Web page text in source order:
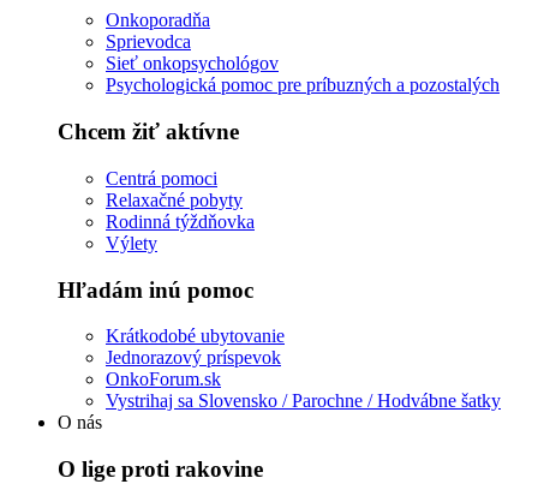
Onkoporadňa
Sprievodca
Sieť onkopsychológov
Psychologická pomoc pre príbuzných a pozostalých
Chcem žiť aktívne
Centrá pomoci
Relaxačné pobyty
Rodinná týždňovka
Výlety
Hľadám inú pomoc
Krátkodobé ubytovanie
Jednorazový príspevok
OnkoForum.sk
Vystrihaj sa Slovensko / Parochne / Hodvábne šatky
O nás
O lige proti rakovine